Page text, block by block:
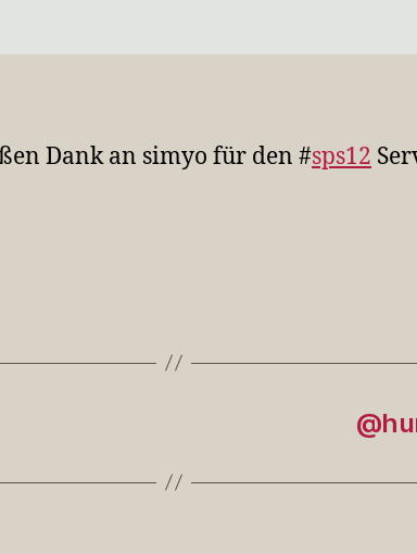
Dank an simyo für den #sps12